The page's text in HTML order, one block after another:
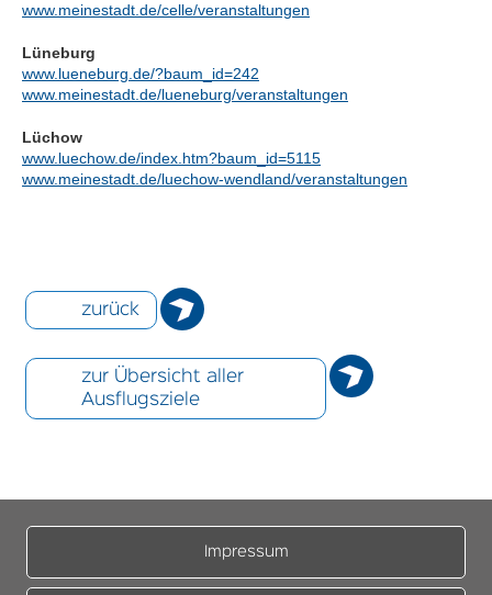
www.meinestadt.de/celle/veranstaltungen
Lüneburg
www.lueneburg.de/?baum_id=242
www.meinestadt.de/lueneburg/veranstaltungen
Lüchow
www.luechow.de/index.htm?baum_id=5115
www.meinestadt.de/luechow-wendland/veranstaltungen
zurück
zur Übersicht aller
Ausflugsziele
Impressum